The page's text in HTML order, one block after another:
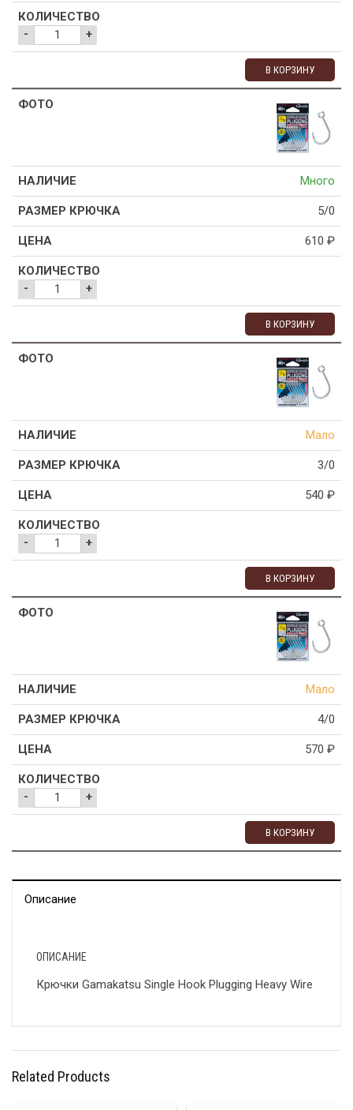
- +
В КОРЗИНУ
Много
5/0
610 ₽
- +
В КОРЗИНУ
Мало
3/0
540 ₽
- +
В КОРЗИНУ
Мало
4/0
570 ₽
- +
В КОРЗИНУ
Описание
ОПИСАНИЕ
Крючки Gamakatsu Single Hook Plugging Heavy Wire
Related Products